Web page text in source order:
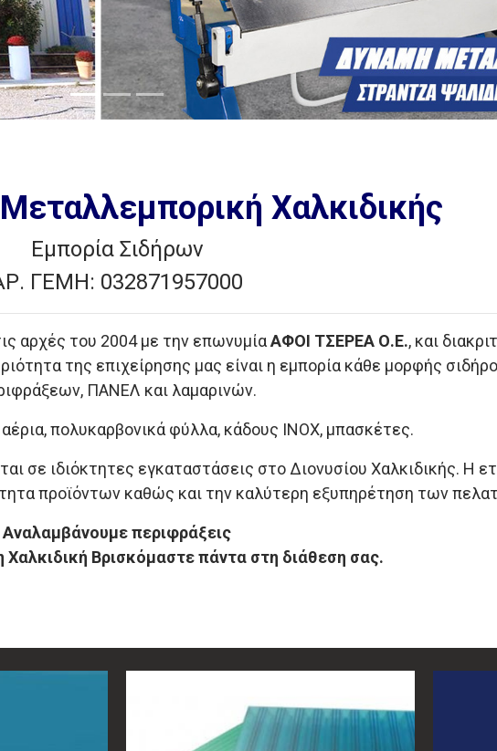
Χαλκιδικής
Εμπορία Σιδήρων
ΓΕΜΗ: 032871957000
αρχές του 2004 με την επωνυμίαΑΦΟΙ ΤΣΕΡΕΑ Ο.Ε., και
της επιχείρησης μας είναι η εμπορία κάθε μορφής
ΠΑΝΕΛ και λαμαρινών.
πολυκαρβονικά φύλλα, κάδους INOX, μπασκέτες.
σε ιδιόκτητες εγκαταστάσεις στο Διονυσίου Χαλκιδικής. Η
προϊόντων καθώς και την καλύτερη εξυπηρέτηση των
Αναλαμβάνουμε περιφράξεις
Βρισκόμαστε πάντα στη διάθεση σας.